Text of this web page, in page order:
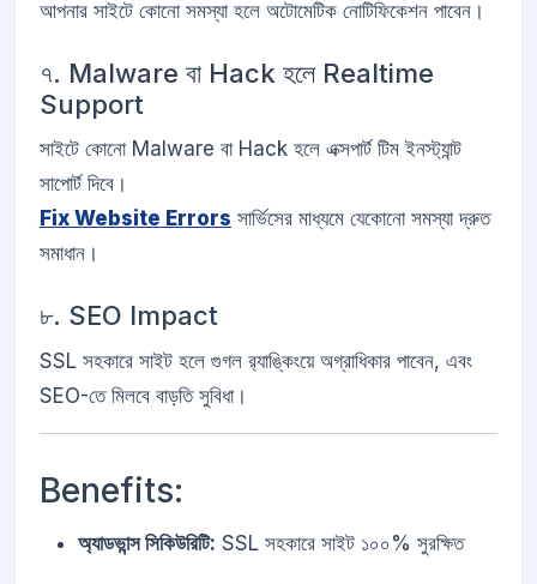
আপনার সাইটে কোনো সমস্যা হলে অটোমেটিক নোটিফিকেশন পাবেন।
৭. Malware বা Hack হলে Realtime
Support
সাইটে কোনো Malware বা Hack হলে এক্সপার্ট টিম ইনস্ট্যান্ট
সাপোর্ট দিবে।
Fix Website Errors সার্ভিসের মাধ্যমে যেকোনো সমস্যা দ্রুত
সমাধান।
৮. SEO Impact
SSL সহকারে সাইট হলে গুগল র‍্যাঙ্কিংয়ে অগ্রাধিকার পাবেন, এবং
SEO-তে মিলবে বাড়তি সুবিধা।
Benefits:
অ্যাডভান্স সিকিউরিটি: SSL সহকারে সাইট ১০০% সুরক্ষিত